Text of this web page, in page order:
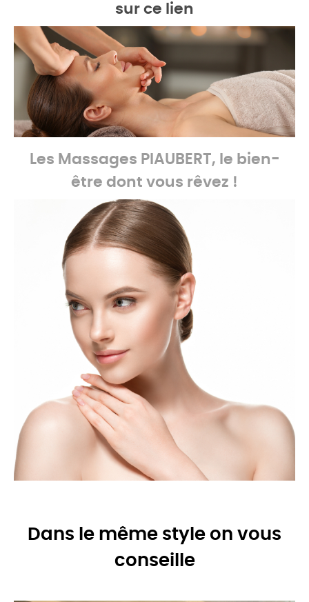
sur ce lien
Les Massages PIAUBERT, le bien-
être dont vous rêvez !
Dans le même style on vous
conseille